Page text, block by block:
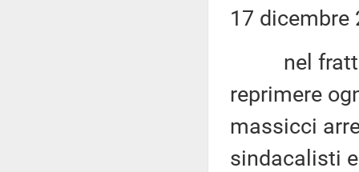
17 dicembre
nel
reprimere
massicci
sindacalisti